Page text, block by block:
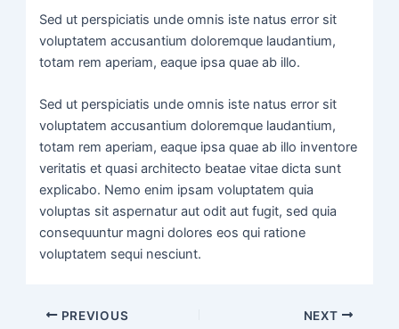
Sed ut perspiciatis unde omnis iste natus error sit
voluptatem accusantium doloremque laudantium,
totam rem aperiam, eaque ipsa quae ab illo.
Sed ut perspiciatis unde omnis iste natus error sit
voluptatem accusantium doloremque laudantium,
totam rem aperiam, eaque ipsa quae ab illo inventore
veritatis et quasi architecto beatae vitae dicta sunt
explicabo. Nemo enim ipsam voluptatem quia
voluptas sit aspernatur aut odit aut fugit, sed quia
consequuntur magni dolores eos qui ratione
voluptatem sequi nesciunt.
PREVIOUS NEXT